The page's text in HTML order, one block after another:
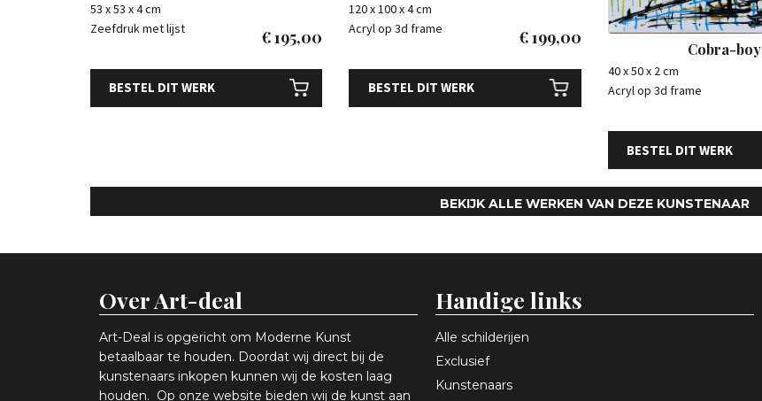
53 x 53 x 4 cm
Zeefdruk met lijst
€195,00
BESTEL DIT WERK
120 x 100 x 4 cm
Acryl op 3d frame
€199,00
BESTEL DIT WERK
Cobra-boy
40 x 50 x 2 cm
Acryl op 3d frame
BESTEL DIT WERK
BEKIJK ALLE WERKEN VAN DEZE KUNSTENAAR
Over Art-deal
Art-Deal is opgericht om Moderne Kunst
betaalbaar te houden. Doordat wij direct bij de
kunstenaars inkopen kunnen wij de kosten laag
houden. Op onze website bieden wij de kunst aan
Handige links
Alle schilderijen
Exclusief
Kunstenaars